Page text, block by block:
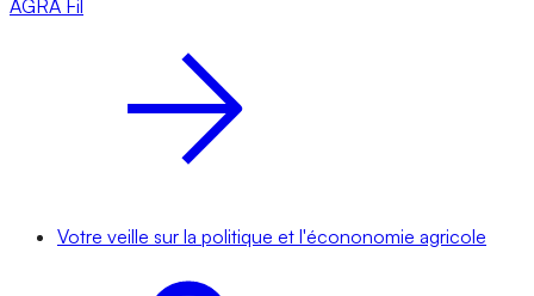
AGRA Fil
Votre veille sur la politique et l'écononomie agricole